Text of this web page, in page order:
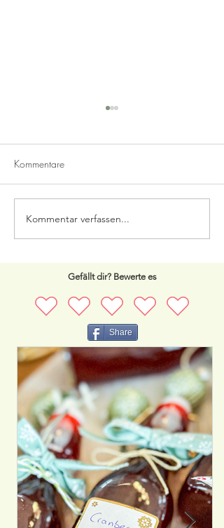
Rinderfilets mit
Steinpilzkruste
Kommentare
Kommentar verfassen...
Gefällt dir? Bewerte es
Share